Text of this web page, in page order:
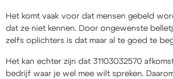
Het komt vaak voor dat mensen gebeld
dat ze niet kennen. Door ongewenste
zelfs oplichters is dat maar al te goed te
Het kan echter zijn dat 31103032570
bedrijf waar je wel mee wilt spreken.